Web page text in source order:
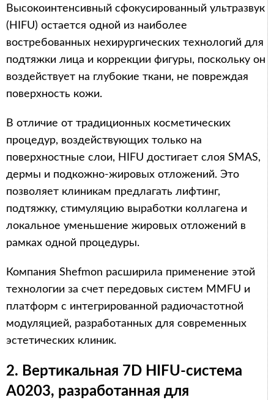
Высокоинтенсивный сфокусированный ультразвук
(HIFU) остается одной из наиболее
востребованных нехирургических технологий для
подтяжки лица и коррекции фигуры, поскольку он
воздействует на глубокие ткани, не повреждая
поверхность кожи.
В отличие от традиционных косметических
процедур, воздействующих только на
поверхностные слои, HIFU достигает слоя SMAS,
дермы и подкожно-жировых отложений. Это
позволяет клиникам предлагать лифтинг,
подтяжку, стимуляцию выработки коллагена и
локальное уменьшение жировых отложений в
рамках одной процедуры.
Компания Shefmon расширила применение этой
технологии за счет передовых систем MMFU и
платформ с интегрированной радиочастотной
модуляцией, разработанных для современных
эстетических клиник.
2. Вертикальная 7D HIFU-система
A0203, разработанная для